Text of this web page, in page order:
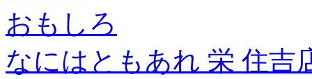
おもしろ
なにはともあれ 栄 住吉